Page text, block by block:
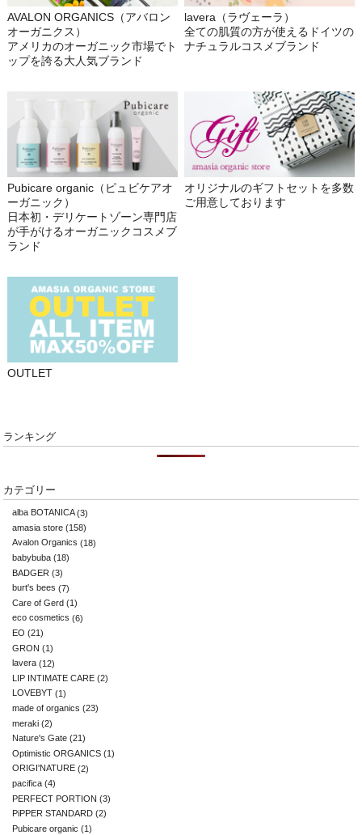
AVALON ORGANICS（アバロン
オーガニクス）
アメリカのオーガニック市場でト
ップを誇る大人気ブランド
lavera（ラヴェーラ）
全ての肌質の方が使えるドイツの
ナチュラルコスメブランド
Pubicare organic（ピュビケアオ
ーガニック）
日本初・デリケートゾーン専門店
が手がけるオーガニックコスメブ
ランド
オリジナルのギフトセットを多数
ご用意しております
OUTLET
ランキング
カテゴリー
alba BOTANICA(3)
amasia store (158)
Avalon Organics (18)
babybuba (18)
BADGER (3)
burt's bees (7)
Care of Gerd (1)
eco cosmetics (6)
EO (21)
GRON (1)
lavera (12)
LIP INTIMATE CARE (2)
LOVEBYT (1)
made of organics (23)
meraki (2)
Nature's Gate (21)
Optimistic ORGANICS (1)
ORIGI'NATURE (2)
pacifica (4)
PERFECT PORTION (3)
PiPPER STANDARD (2)
Pubicare organic (1)